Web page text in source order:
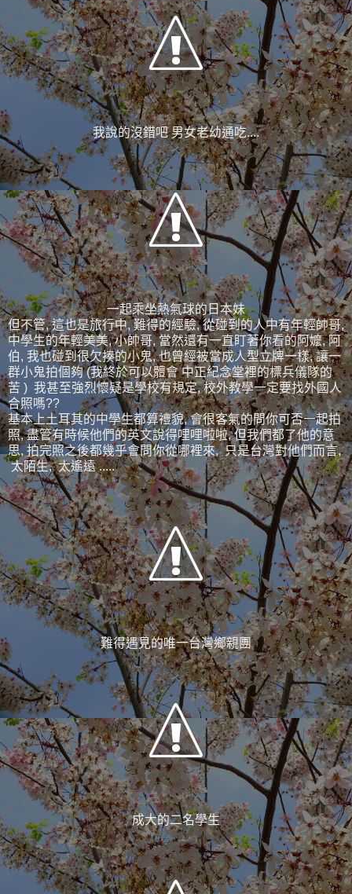
我說的沒錯吧 男女老幼通吃....
一起乘坐熱氣球的日本妹
但不管, 這也是旅行中, 難得的經驗, 從碰到的人中有年輕帥哥,
中學生的年輕美美, 小帥哥, 當然還有一直盯著你看的阿嬤, 阿
伯, 我也碰到很欠揍的小鬼, 也曾經被當成人型立牌一樣, 讓一
群小鬼拍個夠 (我終於可以體會 中正紀念堂裡的標兵儀隊的
苦 ) 我甚至強烈懷疑是學校有規定, 校外教學一定要找外國人
合照嗎??
基本上土耳其的中學生都算禮貌, 會很客氣的問你可否一起拍
照, 盡管有時候他們的英文說得哩哩啦啦, 但我們都了他的意
思, 拍完照之後都幾乎會問你從哪裡來, 只是台灣對他們而言,
太陌生, 太遙遠 .....
難得遇見的唯一台灣鄉親團
成大的二名學生